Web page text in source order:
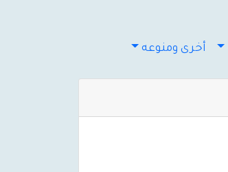
أخرى ومنوعه